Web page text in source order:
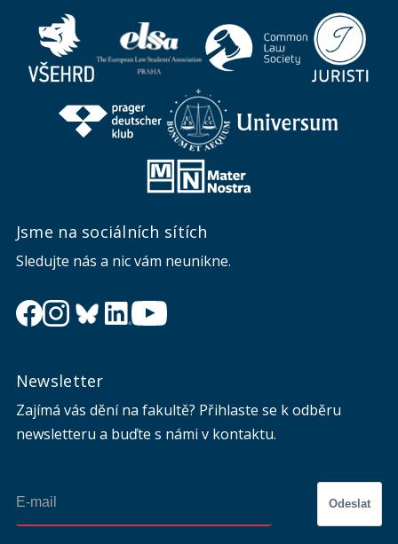
Jsme na sociálních sítích
Sledujte nás a nic vám neunikne.
Newsletter
Zajímá vás dění na fakultě? Přihlaste se k odběru
newsletteru a buďte s námi v kontaktu.
Odeslat